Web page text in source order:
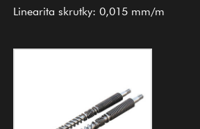
Linearita skrutky: 0,015 mm/m